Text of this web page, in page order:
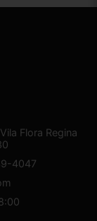
Flora Regina
4047